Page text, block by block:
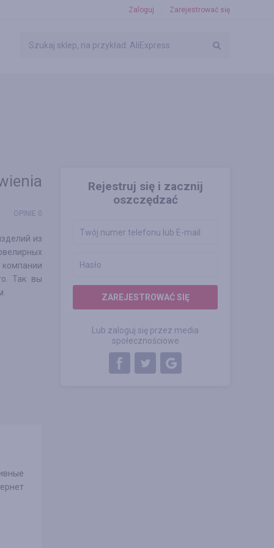
Zaloguj Zarejestrować się
Rejestruj się i zacznij
oszczędzać
ZAREJESTROWAĆ SIĘ
Lub zaloguj się przez media
społecznościowe
OPINIE 0
из
Так вы